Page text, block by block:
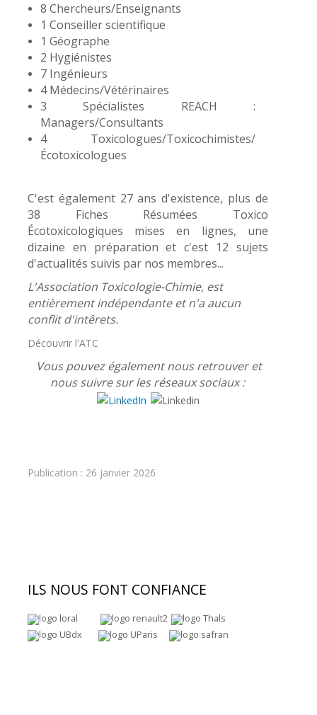
8 Chercheurs/Enseignants
1 Conseiller scientifique
1 Géographe
2 Hygiénistes
7 Ingénieurs
4 Médecins/Vétérinaires
3 Spécialistes REACH :
Managers/Consultants
4 Toxicologues/Toxicochimistes/
Écotoxicologues
C'est également 27 ans d'existence, plus de
38 Fiches Résumées Toxico
Écotoxicologiques mises en lignes, une
dizaine en préparation et c'est 12 sujets
d'actualités suivis par nos membres...
L'Association Toxicologie-Chimie, est
entièrement indépendante et n'a aucun
conflit d'intêrets.
Découvrir l'ATC
Vous pouvez également nous retrouver et
nous suivre sur les réseaux sociaux :
Publication : 26 janvier 2026
ILS NOUS FONT CONFIANCE